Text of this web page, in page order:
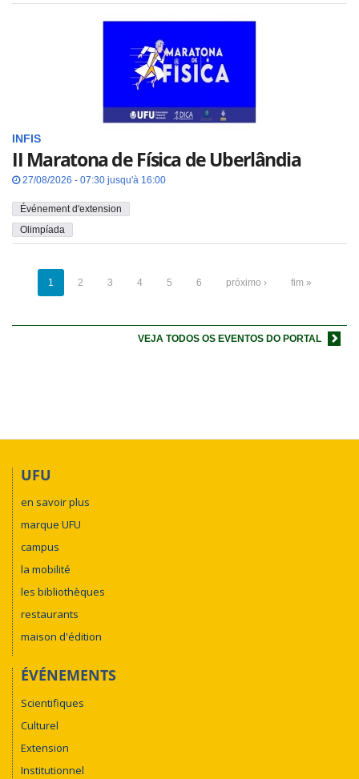
INFIS
II Maratona de Física de Uberlândia
27/08/2026 - 07:30 jusqu'à 16:00
Événement d'extension
Olimpíada
1 2 3 4 5 6 próximo › fim »
VEJA TODOS OS EVENTOS DO PORTAL
UFU
en savoir plus
marque UFU
campus
la mobilité
les bibliothèques
restaurants
maison d'édition
ÉVÉNEMENTS
Scientifiques
Culturel
Extension
Institutionnel